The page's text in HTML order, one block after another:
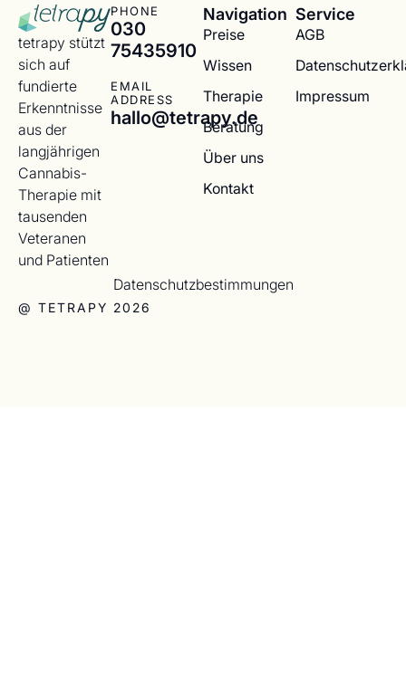
tetrapy stützt
sich auf
fundierte
Erkenntnisse
aus der
langjährigen
Cannabis-
Therapie mit
tausenden
Veteranen
und Patienten
PHONE
030
75435910
EMAIL
ADDRESS
hallo@tetrapy.de
Navigation
Preise
Wissen
Therapie
Beratung
Über uns
Kontakt
Service
AGB
Impressum
@ TETRAPY 2026
Datenschutzbestimmungen